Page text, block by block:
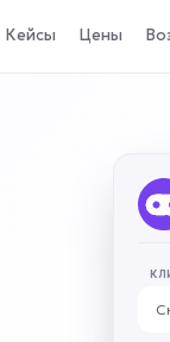
Кейсы Цены